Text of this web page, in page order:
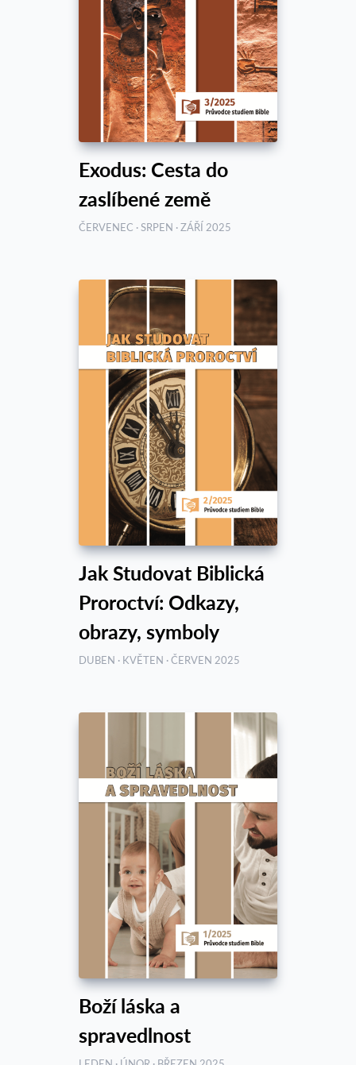
Exodus: Cesta do
zaslíbené země
ČERVENEC · SRPEN · ZÁŘÍ 2025
Jak Studovat Biblická
Proroctví: Odkazy,
obrazy, symboly
DUBEN · KVĚTEN · ČERVEN 2025
Boží láska a
spravedlnost